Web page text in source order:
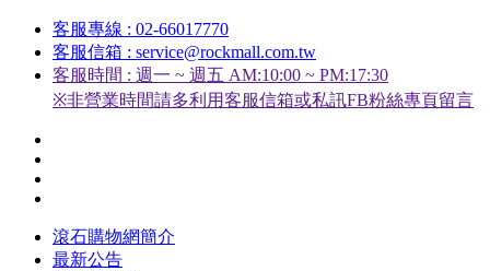
客服專線 : 02-66017770
客服信箱 : service@rockmall.com.tw
客服時間 : 週一 ~ 週五 AM:10:00 ~ PM:17:30
※非營業時間請多利用客服信箱或私訊FB粉絲專頁留言
滾石購物網簡介
最新公告